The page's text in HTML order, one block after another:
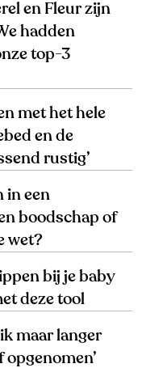
en Fleur zijn
hadden
top-3
met het hele
en de
rustig’
in een
boodschap of
wet?
bij je baby
deze tool
maar langer